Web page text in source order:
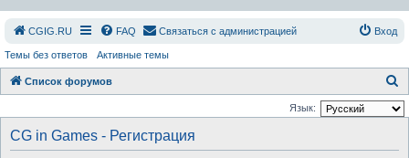
СGIG.RU FAQ Связаться с администрацией Вход
Темы без ответов Активные темы
Список форумов
о
Язык:
CG in Games - Регистрация